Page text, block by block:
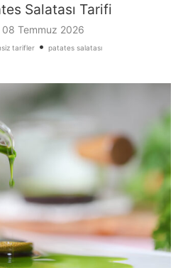
Salatası Tarifi
08 Temmuz 2026
tarifler• patates salatası